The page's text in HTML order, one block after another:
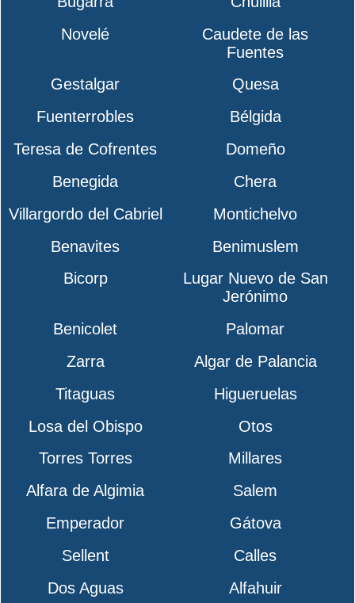
Novelé
Caudete de las
Fuentes
Gestalgar
Quesa
Fuenterrobles
Bélgida
Teresa de Cofrentes
Domeño
Benegida
Chera
Villargordo del Cabriel
Montichelvo
Benavites
Benimuslem
Bicorp
Lugar Nuevo de San
Jerónimo
Benicolet
Palomar
Zarra
Algar de Palancia
Titaguas
Higueruelas
Losa del Obispo
Otos
Torres Torres
Millares
Alfara de Algimia
Salem
Emperador
Gátova
Sellent
Calles
Dos Aguas
Alfahuir